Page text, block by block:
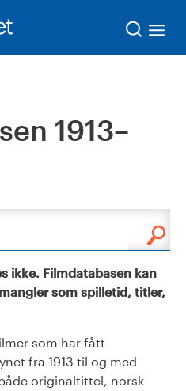
1913–
ikke. Filmdatabasen kan
som spilletid, titler,
som har fått
fra 1913 til og med
originaltittel, norsk